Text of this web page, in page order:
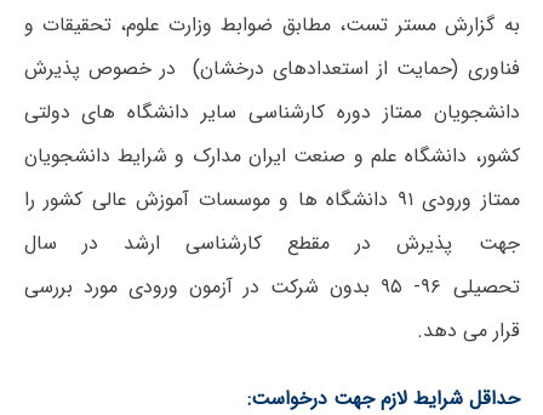
به گزارش مستر تست، مطابق ضوابط وزارت علوم، تحقیقات و
فناوری (حمایت از استعدادهای درخشان) در خصوص پذیرش
دانشجویان ممتاز دوره کارشناسی سایر دانشگاه های دولتی
کشور، دانشگاه علم و صنعت ایران مدارک و شرایط دانشجویان
ممتاز ورودی ۹۱ دانشگاه ها و موسسات آموزش عالی کشور را
جهت پذیرش در مقطع کارشناسی ارشد در سال
تحصیلی ۹۶- ۹۵ بدون شرکت در آزمون ورودی مورد بررسی
قرار می دهد.
حداقل شرایط لازم جهت درخواست: